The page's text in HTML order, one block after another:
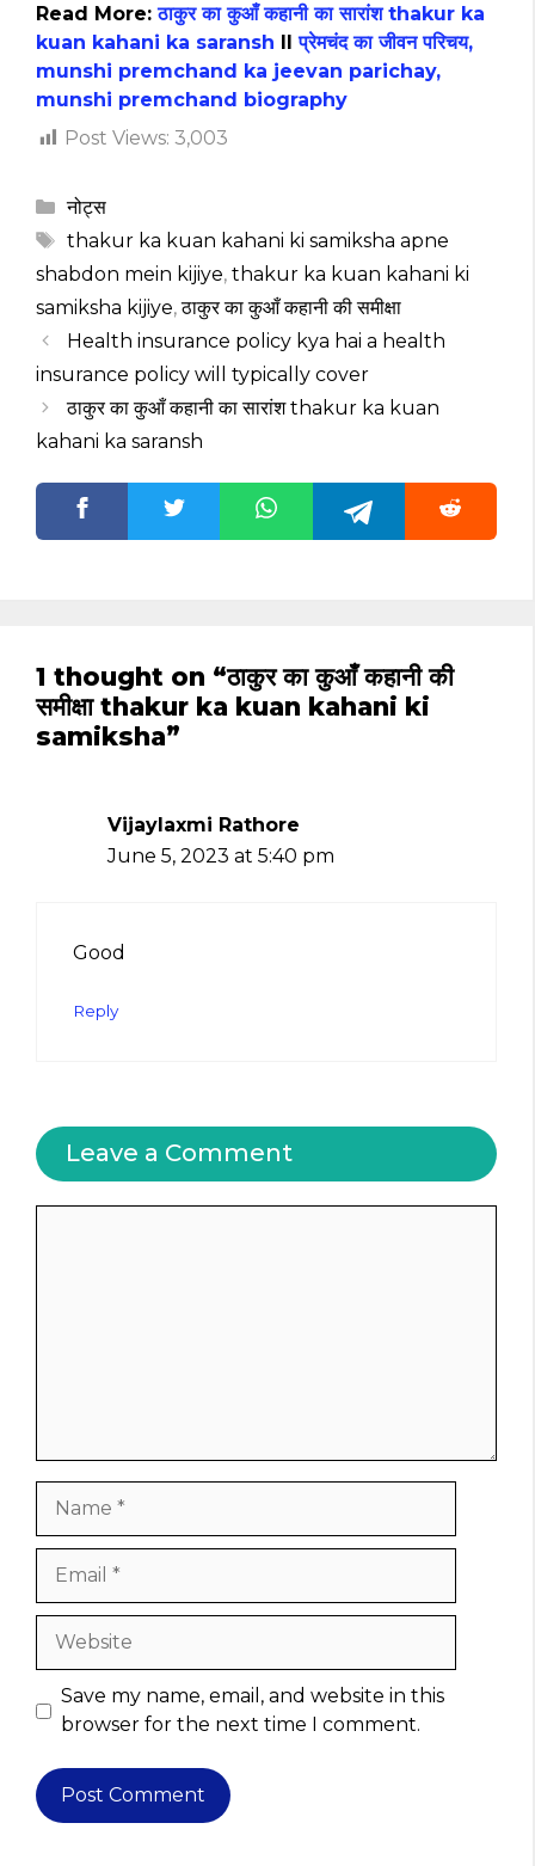
Read More:ठाकुर का कुआँ कहानी का सारांश thakur ka
kuan kahani ka saransh IIप्रेमचंद का जीवन परिचय,
munshi premchand ka jeevan parichay,
munshi premchand biography
Post Views: 3,003
Categories
नोट्स
Tags
thakur ka kuan kahani ki samiksha apne
shabdon mein kijiye, thakur ka kuan kahani ki
samiksha kijiye,ठाकुर का कुआँ कहानी की समीक्षा
Health insurance policy kya hai a health
insurance policy will typically cover
ठाकुर का कुआँ कहानी का सारांश thakur ka kuan
kahani ka saransh
1 thought on “ठाकुर का कुआँ कहानी की
समीक्षा thakur ka kuan kahani ki
samiksha”
Vijaylaxmi Rathore
June 5, 2023 at 5:40 pm
Good
Reply
Leave a Comment
Website
Save my name, email, and website in this
browser for the next time I comment.